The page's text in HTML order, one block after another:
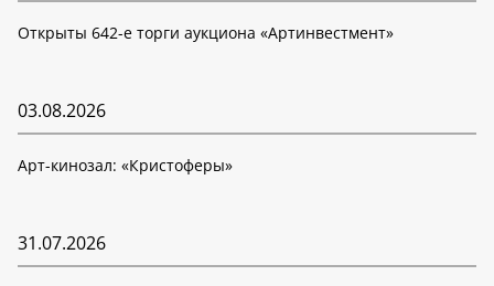
Открыты 642-е торги аукциона «Артинвестмент»
03.08.2026
Арт-кинозал: «Кристоферы»
31.07.2026